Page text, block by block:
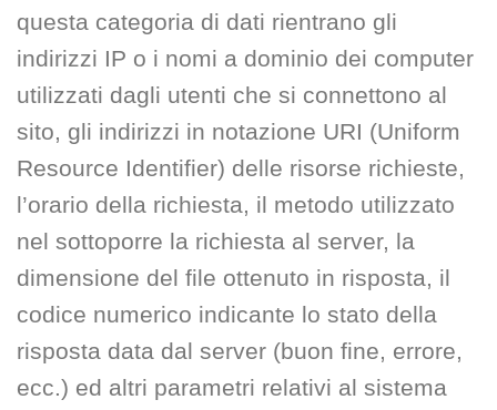
questa categoria di dati rientrano gli
indirizzi IP o i nomi a dominio dei computer
utilizzati dagli utenti che si connettono al
sito, gli indirizzi in notazione URI (Uniform
Resource Identifier) delle risorse richieste,
l’orario della richiesta, il metodo utilizzato
nel sottoporre la richiesta al server, la
dimensione del file ottenuto in risposta, il
codice numerico indicante lo stato della
risposta data dal server (buon fine, errore,
ecc.) ed altri parametri relativi al sistema